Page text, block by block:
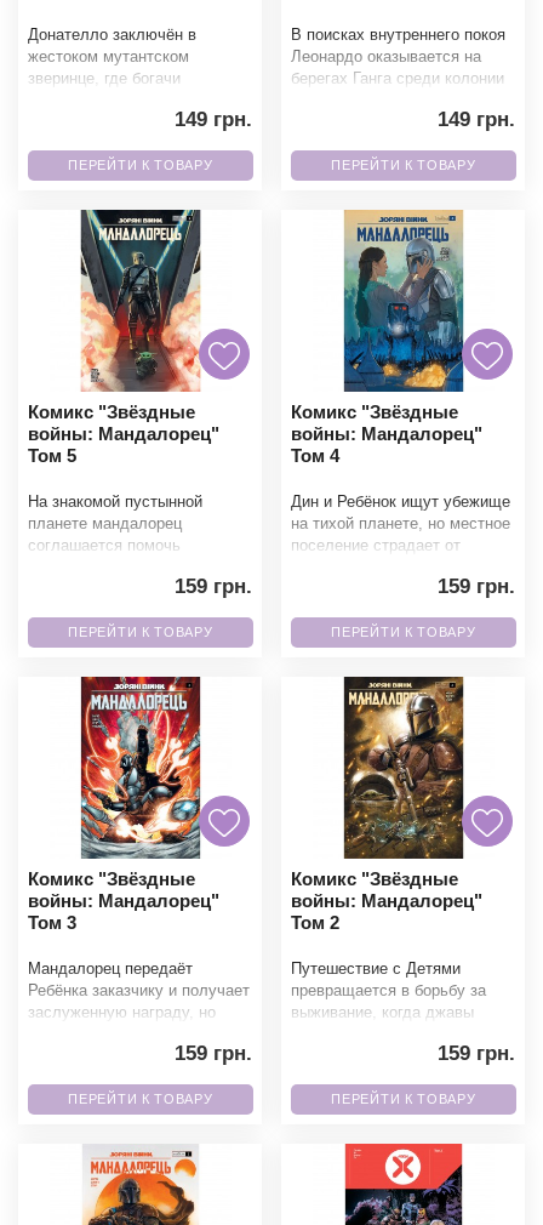
Донателло заключён в
жестоком мутантском
зверинце, где богачи
ради развлечения. С149 грн.
ПЕРЕЙТИ К ТОВАРУ
В поисках внутреннего покоя
Леонардо оказывается на
берегах Ганга среди колонии
149 грн.
ПЕРЕЙТИ К ТОВАРУ
Комикс "Звёздные
войны: Мандалорец"
Том 5
На знакомой пустынной
планете мандалорец
соглашается помочь
опасную добычу. Но простой
159 грн.
ПЕРЕЙТИ К ТОВАРУ
Комикс "Звёздные
войны: Мандалорец"
Том 4
Дин и Ребёнок ищут убежище
на тихой планете, но местное
поселение страдает от
рейдеров. Вместе с б159 грн.
ПЕРЕЙТИ К ТОВАРУ
Комикс "Звёздные
войны: Мандалорец"
Том 3
Мандалорец передаёт
Ребёнка заказчику и получает
заслуженную награду, но
ему уйти. Нарушив пр159 грн.
ПЕРЕЙТИ К ТОВАРУ
Комикс "Звёздные
войны: Мандалорец"
Том 2
Путешествие с Детями
превращается в борьбу за
выживание, когда джавы
Мандалорца на запчасти.
159 грн.
ПЕРЕЙТИ К ТОВАРУ